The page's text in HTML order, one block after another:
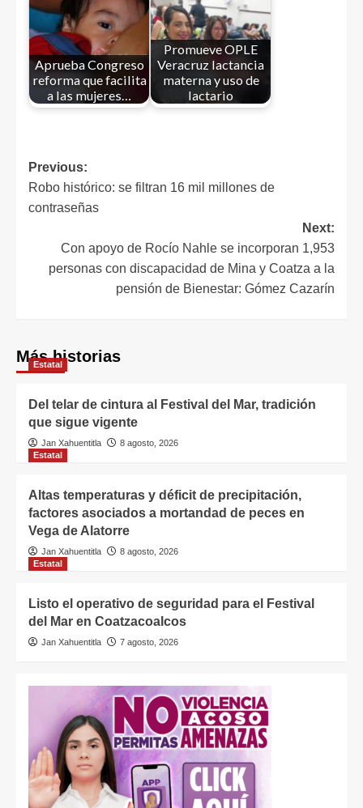
Aprueba Congreso
reforma que facilita
a las mujeres…
Promueve OPLE
Veracruz lactancia
materna y uso de
lactario
Previous:
Robo histórico: se filtran 16 mil millones de
contraseñas
Next:
Con apoyo de Rocío Nahle se incorporan 1,953
personas con discapacidad de Mina y Coatza a la
pensión de Bienestar: Gómez Cazarín
Más historias
Estatal
Del telar de cintura al Festival del Mar, tradición
que sigue vigente
Jan Xahuentitla
8 agosto, 2026
Estatal
Altas temperaturas y déficit de precipitación,
factores asociados a mortandad de peces en
Vega de Alatorre
Jan Xahuentitla
8 agosto, 2026
Estatal
Listo el operativo de seguridad para el Festival
del Mar en Coatzacoalcos
Jan Xahuentitla 7 agosto, 2026